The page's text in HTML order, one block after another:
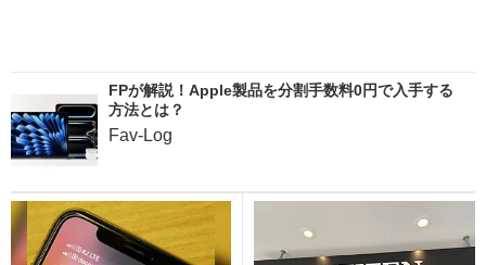
FPが解説！Apple製品を分割手数料0円で入手する
方法とは？
Fav-Log